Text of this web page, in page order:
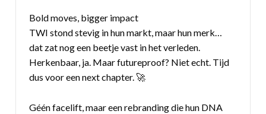
Bold moves, bigger impact
TWI stond stevig in hun markt, maar hun merk…
dat zat nog een beetje vast in het verleden.
Herkenbaar, ja. Maar futureproof? Niet echt. Tijd
dus voor een next chapter. 🚀
Géén facelift, maar een rebranding die hun DNA